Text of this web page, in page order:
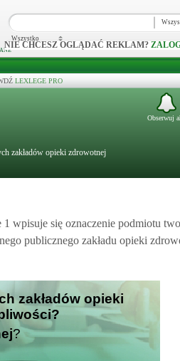
Wszystko
NIE CHCESZ OGLĄDAĆ REKLAM?
LEXLEGE PRO
zakładów opieki zdrowotnej
Obserwuj
wpisuje się oznaczenie podmiotu
publicznego zakładu opieki
zakładów opieki
?